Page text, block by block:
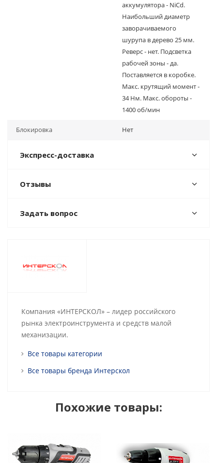
аккумулятора - NiCd.
Наибольший диаметр
заворачиваемого
шурупа в дерево 25 мм.
Реверс - нет. Подсветка
рабочей зоны - да.
Поставляется в коробке.
Макс. крутящий момент -
34 Нм. Макс. обороты -
1400 об/мин
Блокировка Нет
Экспресс-доставка
Отзывы
Задать вопрос
Компания «ИНТЕРСКОЛ» – лидер российского
рынка электроинструмента и средств малой
механизации.
Все товары категории
Все товары бренда Интерскол
Похожие товары: